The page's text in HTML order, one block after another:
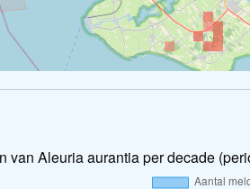
van Aleuria aurantia per decade